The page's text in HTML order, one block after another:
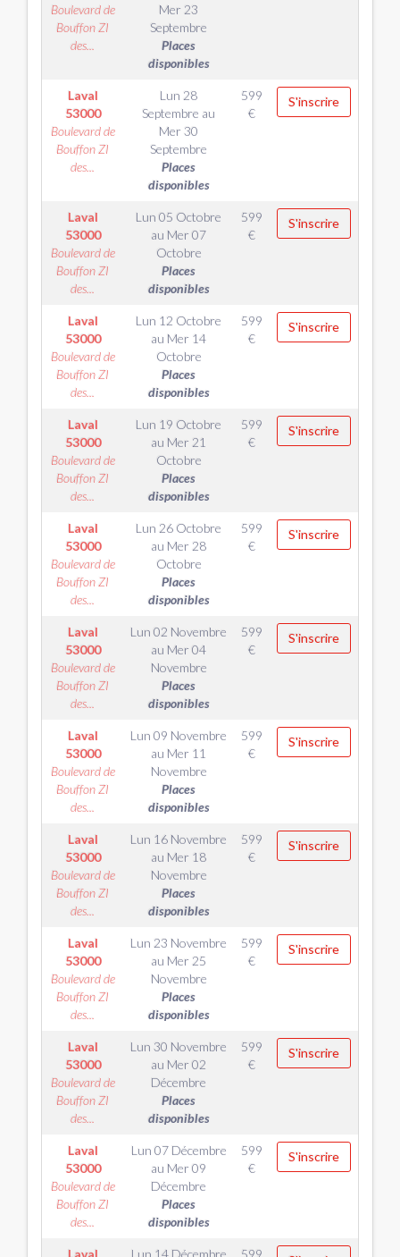
Boulevard de
Bouffon ZI
des...
Mer 23
Septembre
Places
disponibles
Laval
53000
Boulevard de
Bouffon ZI
des...
Lun 28
Septembre au
Mer 30
Septembre
Places
disponibles
599
€
S'inscrire
Laval
53000
Boulevard de
Bouffon ZI
des...
Lun 05 Octobre
au Mer 07
Octobre
Places
disponibles
599
€
S'inscrire
Laval
53000
Boulevard de
Bouffon ZI
des...
Lun 12 Octobre
au Mer 14
Octobre
Places
disponibles
599
€
S'inscrire
Laval
53000
Boulevard de
Bouffon ZI
des...
Lun 19 Octobre
au Mer 21
Octobre
Places
disponibles
599
€
S'inscrire
Laval
53000
Boulevard de
Bouffon ZI
des...
Lun 26 Octobre
au Mer 28
Octobre
Places
disponibles
599
€
S'inscrire
Laval
53000
Boulevard de
Bouffon ZI
des...
Lun 02 Novembre
au Mer 04
Novembre
Places
disponibles
599
€
S'inscrire
Laval
53000
Boulevard de
Bouffon ZI
des...
Lun 09 Novembre
au Mer 11
Novembre
Places
disponibles
599
€
S'inscrire
Laval
53000
Boulevard de
Bouffon ZI
des...
Lun 16 Novembre
au Mer 18
Novembre
Places
disponibles
599
€
S'inscrire
Laval
53000
Boulevard de
Bouffon ZI
des...
Lun 23 Novembre
au Mer 25
Novembre
Places
disponibles
599
€
S'inscrire
Laval
53000
Boulevard de
Bouffon ZI
des...
Lun 30 Novembre
au Mer 02
Décembre
Places
disponibles
599
€
S'inscrire
Laval
53000
Boulevard de
Bouffon ZI
des...
Lun 07 Décembre
au Mer 09
Décembre
Places
disponibles
599
€
S'inscrire
Laval Lun 14 Décembre 599